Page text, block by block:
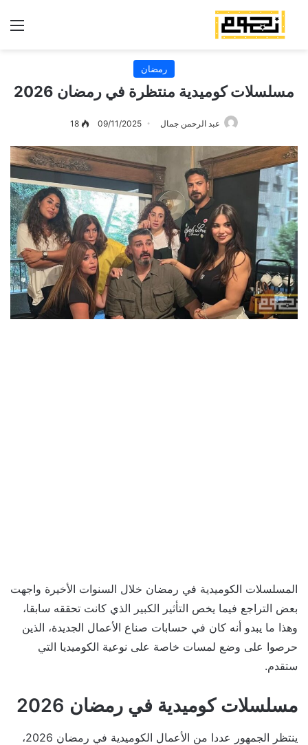
رمضان
مسلسلات كوميدية منتظرة في رمضان 2026
عبد الرحمن جمال 09/11/2025
18
المسلسلات الكوميدية في رمضان خلال السنوات الأخيرة واجهت
بعض التراجع فيما يخص التأثير الكبير الذي كانت تحققه سابقا،
وهذا ما يبدو أنه كان في حسابات صناع الأعمال الجديدة، الذين
حرصوا على وضع لمسات خاصة على نوعية الكوميديا التي
ستقدم.
مسلسلات كوميدية في رمضان 2026
ينتظر الجمهور عددا من الأعمال الكوميدية في رمضان 2026،